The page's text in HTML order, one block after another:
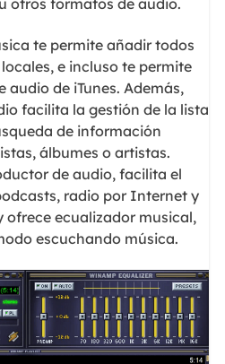
te permite añadir todos
e incluso te permite
de iTunes. Además,
facilita la gestión de la lista
de información
álbumes o artistas.
de audio, facilita el
radio por Internet y
ofrece ecualizador musical,
escuchando música.